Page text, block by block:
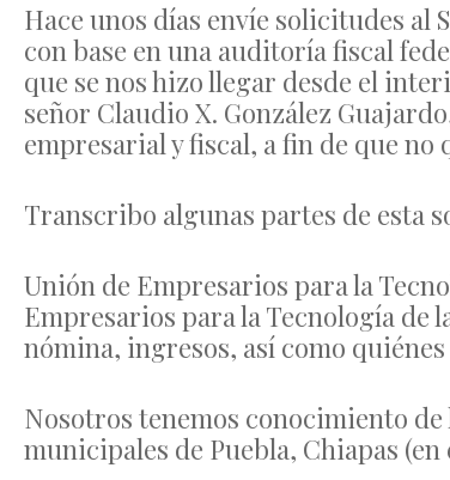
Hace unos días envíe solicitudes
con base en una auditoría fiscal
que se nos hizo llegar desde el
señor Claudio X. González
empresarial y fiscal, a fin de que no
Transcribo algunas partes de esta
Unión de Empresarios para la
Empresarios para la Tecnología de
nómina, ingresos, así como
Nosotros tenemos conocimiento
municipales de Puebla, Chiapas (en